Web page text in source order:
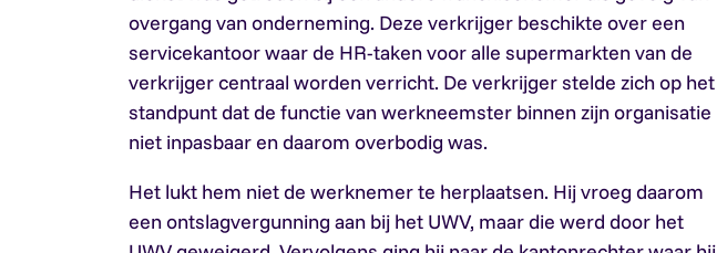
overgang van onderneming. Deze verkrijger beschikte over een
servicekantoor waar de HR-taken voor alle supermarkten van de
verkrijger centraal worden verricht. De verkrijger stelde zich op het
standpunt dat de functie van werkneemster binnen zijn organisatie
niet inpasbaar en daarom overbodig was.
Het lukt hem niet de werknemer te herplaatsen. Hij vroeg daarom
een ontslagvergunning aan bij het UWV, maar die werd door het